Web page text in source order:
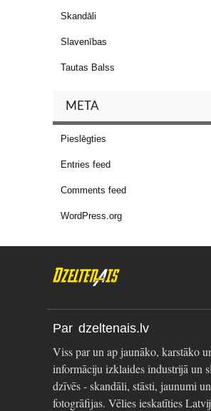
Skandāli
Slavenības
Tautas Balss
META
Pieslēgties
Entries feed
Comments feed
WordPress.org
Par dzeltenais.lv
Viss par un ap jaunāko, karstāko
informāciju izklaides industrijā un
dzīvēs - skandāli, stāsti, jaunumi
fotogrāfijas. Vēlies ieskatīties